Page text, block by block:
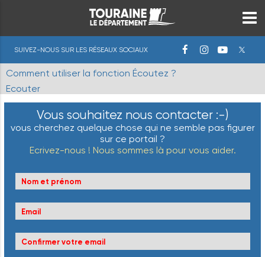
SUIVEZ-NOUS SUR LES RÉSEAUX SOCIAUX
Comment utiliser la fonction Écoutez ?
Ecouter
Vous souhaitez nous contacter :-)
vous cherchez quelque chose qui ne semble pas figurer
sur ce portail ?
Ecrivez-nous ! Nous sommes là pour vous aider.